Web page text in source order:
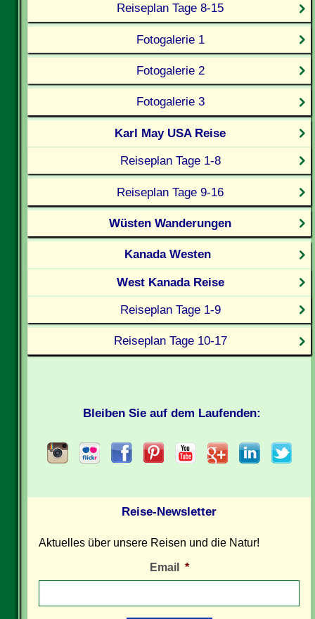
Reiseplan Tage 8-15
Fotogalerie 1
Fotogalerie 2
Fotogalerie 3
Karl May USA Reise
Reiseplan Tage 1-8
Reiseplan Tage 9-16
Wüsten Wanderungen
Kanada Westen
West Kanada Reise
Reiseplan Tage 1-9
Reiseplan Tage 10-17
Bleiben Sie auf dem Laufenden:
Reise-Newsletter
Aktuelles über unsere Reisen und die Natur!
Email *